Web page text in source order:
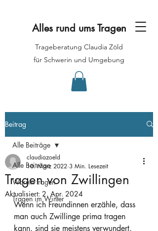
Alles rund ums Tragen
Trageberatung Claudia Zöld
für Schwerin und Umgebung
Beitrag
Alle Beiträge
Warum tragen
Tragen im Winter
Alle Beiträge
Tragen von Zwillingen
claudiazoeld
10. März 2022 3 Min. Lesezeit
Aktualisiert: 2. Apr. 2024
Wenn ich Freundinnen erzähle, dass
man auch Zwillinge prima tragen
kann, sind sie meistens verwundert.